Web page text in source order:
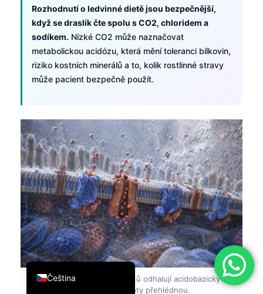
Rozhodnutí o ledvinné dietě jsou bezpečnější,
když se draslík čte spolu s CO2, chloridem a
sodíkem. Nízké CO2 může naznačovat
metabolickou acidózu, která mění toleranci bílkovin,
riziko kostních minerálů a to, kolik rostlinné stravy
může pacient bezpečně použít.
Obrázek 6:Vzorce elektrolytů odhalují acidobazický
stres, který jednotlivé hodnoty přehlédnou.
Čeština
English
Deutsch
العربية
Français
עִבְרִית
Italiano
Español
Português
Türkçe
Română
فارسی
Български